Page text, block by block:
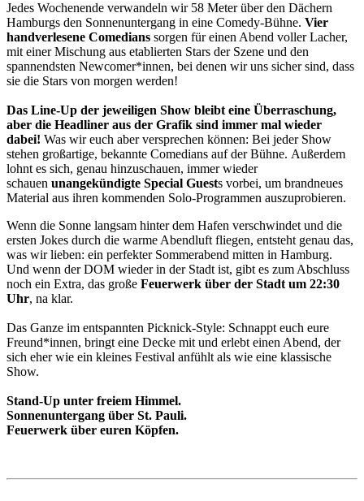
Jedes Wochenende verwandeln wir 58 Meter über den Dächern
Hamburgs den Sonnenuntergang in eine Comedy-Bühne. Vier
handverlesene Comedians sorgen für einen Abend voller Lacher,
mit einer Mischung aus etablierten Stars der Szene und den
spannendsten Newcomer*innen, bei denen wir uns sicher sind, dass
sie die Stars von morgen werden!
Das Line-Up der jeweiligen Show bleibt eine Überraschung,
aber die Headliner aus der Grafik sind immer mal wieder
dabei! Was wir euch aber versprechen können: Bei jeder Show
stehen großartige, bekannte Comedians auf der Bühne. Außerdem
lohnt es sich, genau hinzuschauen, immer wieder
schauen unangekündigte Special Guests vorbei, um brandneues
Material aus ihren kommenden Solo-Programmen auszuprobieren.
Wenn die Sonne langsam hinter dem Hafen verschwindet und die
ersten Jokes durch die warme Abendluft fliegen, entsteht genau das,
was wir lieben: ein perfekter Sommerabend mitten in Hamburg.
Und wenn der DOM wieder in der Stadt ist, gibt es zum Abschluss
noch ein Extra, das große Feuerwerk über der Stadt um 22:30
Uhr, na klar.
Das Ganze im entspannten Picknick-Style: Schnappt euch eure
Freund*innen, bringt eine Decke mit und erlebt einen Abend, der
sich eher wie ein kleines Festival anfühlt als wie eine klassische
Show.
Stand-Up unter freiem Himmel.
Sonnenuntergang über St. Pauli.
Feuerwerk über euren Köpfen.